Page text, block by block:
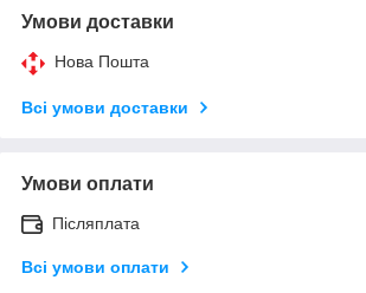
Умови доставки
Нова Пошта
Всі умови доставки
Умови оплати
Післяплата
Всі умови оплати